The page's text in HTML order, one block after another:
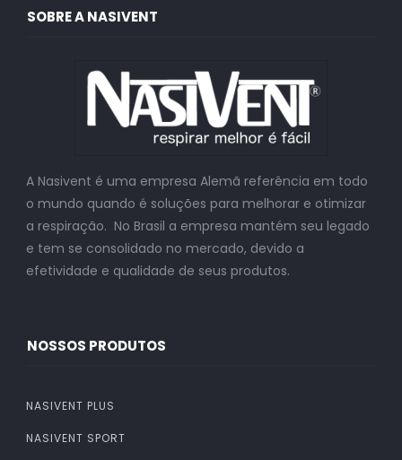
SOBRE A NASIVENT
A Nasivent é uma empresa Alemã referência em todo
o mundo quando é soluções para melhorar e otimizar
a respiração. No Brasil a empresa mantém seu legado
e tem se consolidado no mercado, devido a
efetividade e qualidade de seus produtos.
NOSSOS PRODUTOS
NASIVENT PLUS
NASIVENT SPORT